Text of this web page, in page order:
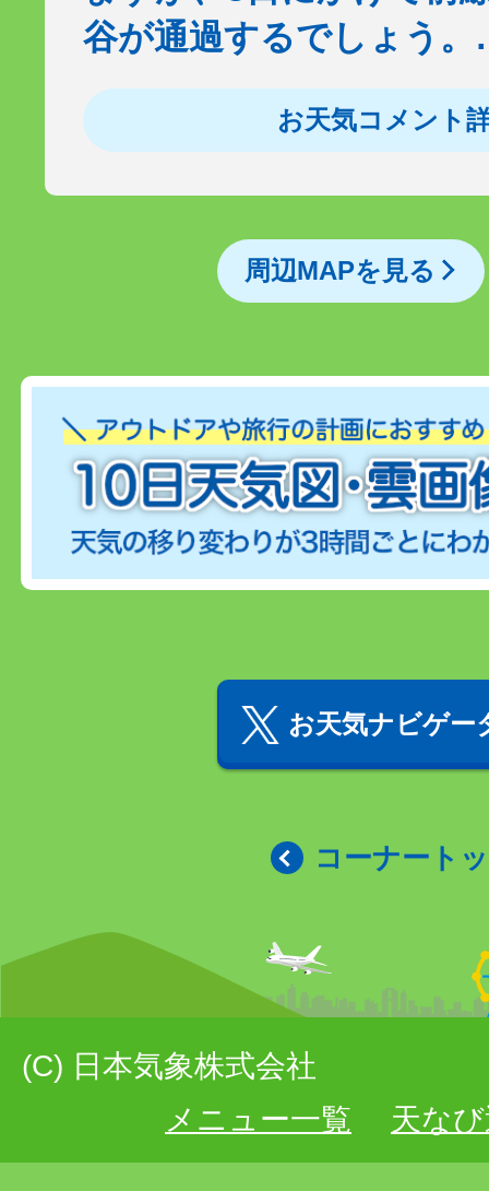
谷が通過するでしょう
お天気コメント
周辺MAPを見る
お天気ナビゲー
コーナート
(C) 日本気象株式会社
メニュー一覧
天な